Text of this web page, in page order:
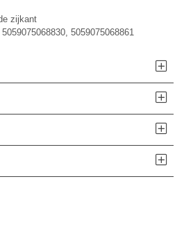
zijkant
5059075068861